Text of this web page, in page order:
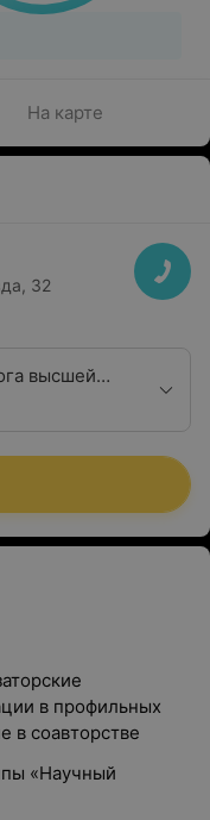
На карте
32
высшей
в профильных
в соавторстве
«Научный